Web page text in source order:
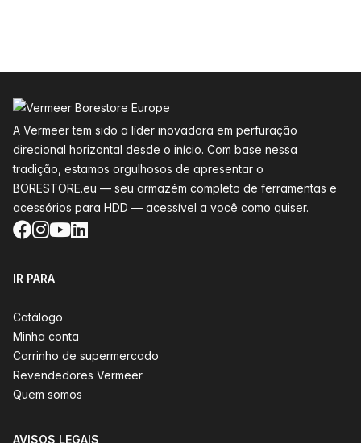
A Vermeer tem sido a líder inovadora em perfuração
direcional horizontal desde o início. Com base nessa
tradição, estamos orgulhosos de apresentar o
BORESTORE.eu — seu armazém completo de ferramentas e
acessórios para HDD — acessível a você como quiser.
Facebook
Instagram
YouTube
LinkedIn
IR PARA
Catálogo
Minha conta
Carrinho de supermercado
Revendedores Vermeer
Quem somos
AVISOS LEGAIS